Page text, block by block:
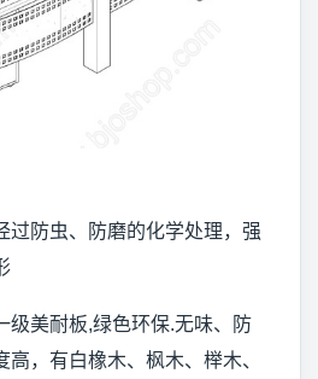
过防虫、防磨的化学处理，强
级美耐板,绿色环保.无味、防
，有白橡木、枫木、榉木、